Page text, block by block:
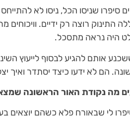
סיפרו שניסו הכל, ניסו לא
התינוק רוצה רק ידיים.
היה נראה מתסכל.
אותם להגיע לבסוף לייעוץ
הם לא ידעו כיצד יסתדר ואיך
מה נקודת האור הראשונה
לי שבאורח פלא כשהם יוצאים